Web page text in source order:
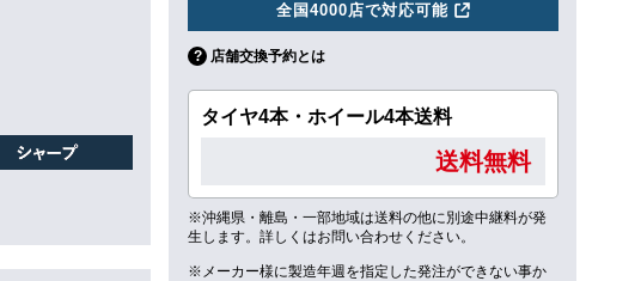
全国4000店で対応可能
店舗交換予約とは
タイヤ4本・ホイール4本送料
送料無料
※沖縄県・離島・一部地域は送料の他に別途中継料が発
生します。詳しくはお問い合わせください。
※メーカー様に製造年週を指定した発注ができない事か